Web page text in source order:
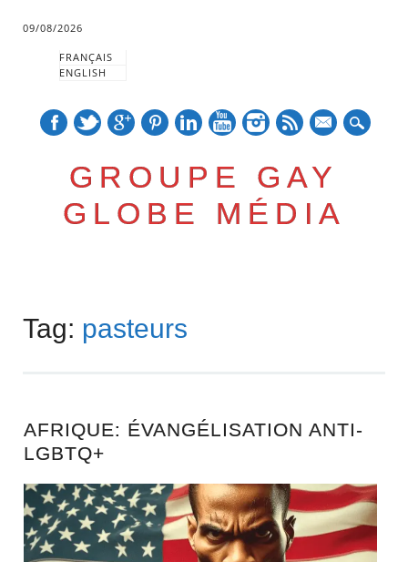
09/08/2026
FRANÇAIS
ENGLISH
GROUPE GAY
GLOBE MÉDIA
Main menu
content
Tag: pasteurs
AFRIQUE: ÉVANGÉLISATION ANTI-
LGBTQ+